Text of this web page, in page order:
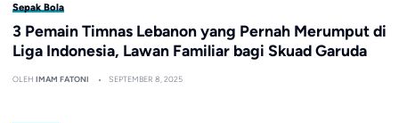
Sepak Bola
3 Pemain Timnas Lebanon yang Pernah Merumput di
Liga Indonesia, Lawan Familiar bagi Skuad Garuda
OLEH IMAM FATONI SEPTEMBER 8, 2025